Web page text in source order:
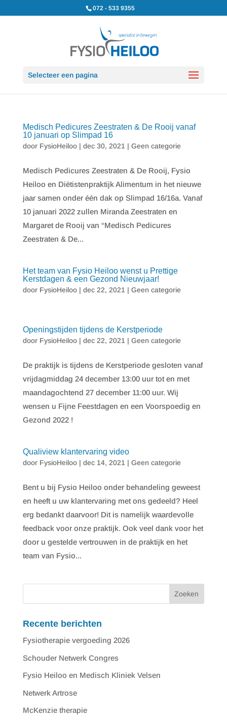
072 - 533 9355
Selecteer een pagina
Medisch Pedicures Zeestraten & De Rooij vanaf
10 januari op Slimpad 16
door FysioHeiloo| dec 30, 2021 | Geen categorie
Medisch Pedicures Zeestraten & De Rooij, Fysio
Heiloo en Diëtistenpraktijk Alimentum in het nieuwe
jaar samen onder één dak op Slimpad 16/16a. Vanaf
10 januari 2022 zullen Miranda Zeestraten en
Margaret de Rooij van “Medisch Pedicures
Zeestraten & De...
Het team van Fysio Heiloo wenst u Prettige
Kerstdagen & een Gezond Nieuwjaar!
door FysioHeiloo| dec 22, 2021 | Geen categorie
Openingstijden tijdens de Kerstperiode
door FysioHeiloo| dec 22, 2021 | Geen categorie
De praktijk is tijdens de Kerstperiode gesloten vanaf
vrijdagmiddag 24 december 13:00 uur tot en met
maandagochtend 27 december 11:00 uur. Wij
wensen u Fijne Feestdagen en een Voorspoedig en
Gezond 2022 !
Qualiview klantervaring video
door FysioHeiloo| dec 14, 2021 | Geen categorie
Bent u bij Fysio Heiloo onder behandeling geweest
en heeft u uw klantervaring met ons gedeeld? Heel
erg bedankt daarvoor! Dit is namelijk waardevolle
feedback voor onze praktijk. Ook veel dank voor het
door u gestelde vertrouwen in de praktijk en het
team van Fysio...
Recente berichten
Fysiotherapie vergoeding 2026
Schouder Netwerk Congres
Fysio Heiloo en Medisch Kliniek Velsen
Netwerk Artrose
McKenzie therapie